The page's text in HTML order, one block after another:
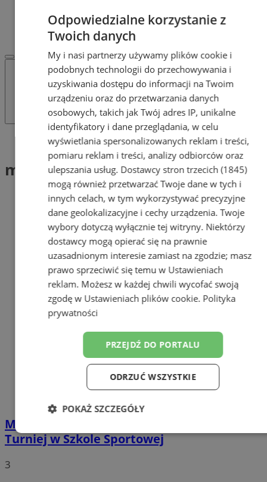
REKLAMA
WSPÓŁPRACA
Tag: minikoszykówka
minikoszykówka (1)
Młodzi koszykarze MU10 zagrali w Tychach.
Turniej w Szkole Sportowej
3
Odpowiedzialne korzystanie z
Twoich danych
My i nasi partnerzy używamy plików cookie i
podobnych technologii do przechowywania i
uzyskiwania dostępu do informacji na Twoim
urządzeniu oraz do przetwarzania danych
osobowych, takich jak Twój adres IP, unikalne
identyfikatory i dane przeglądania, w celu
wyświetlania spersonalizowanych reklam i treści,
pomiaru reklam i treści, analizy odbiorców oraz
ulepszania usług. Dostawcy stron trzecich (1845)
mogą również przetwarzać Twoje dane w tych i
innych celach, w tym wykorzystywać precyzyjne
dane geolokalizacyjne i cechy urządzenia. Twoje
wybory dotyczą wyłącznie tej witryny. Niektórzy
dostawcy mogą opierać się na prawnie
uzasadnionym interesie zamiast na zgodzie; masz
prawo sprzeciwić się temu w Ustawieniach
reklam. Możesz w każdej chwili wycofać swoją
zgodę w Ustawieniach plików cookie. Polityka
prywatności
PRZEJDŹ DO PORTALU
ODRZUĆ WSZYSTKIE
POKAŻ SZCZEGÓŁY
Niezbędne Wydajność Targetowanie